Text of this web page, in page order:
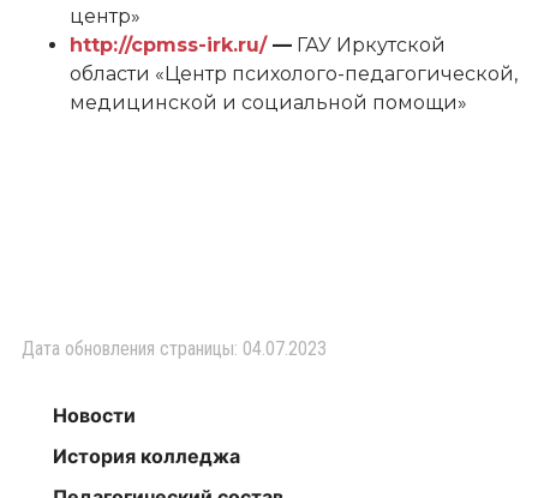
центр»
http://cpmss-irk.ru/— ГАУ Иркутской
области «Центр психолого-педагогической,
медицинской и социальной помощи»
Дата обновления страницы: 04.07.2023
Новости
История колледжа